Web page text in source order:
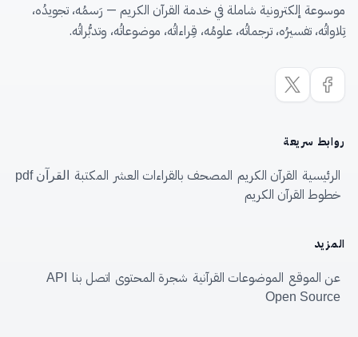
موسوعة إلكترونية شاملة في خدمة القرآن الكريم — رَسمُه، تجويدُه،
تِلاواتُه، تفسيرُه، ترجماتُه، علومُه، قِراءاتُه، موضوعاتُه، وتدبُّراتُه.
روابط سريعة
الرئيسية القرآن الكريم المصحف بالقراءات العشر المكتبة القرآن pdf
خطوط القرآن الكريم
المزيد
عن الموقع الموضوعات القرآنية شجرة المحتوى اتصل بنا
API
Open Source